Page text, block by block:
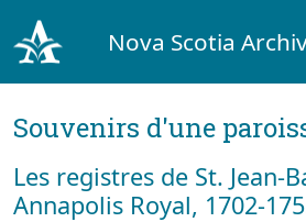
Nova Scotia
Souvenirs d'une
Les registres de St. Jean-
Annapolis Royal, 1702-